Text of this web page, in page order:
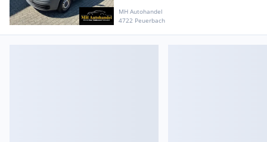
MH Autohandel
4722 Peuerbach